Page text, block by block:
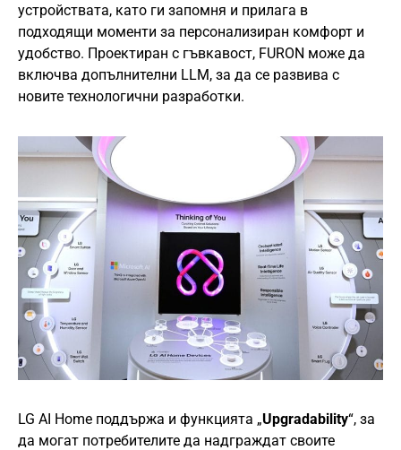
устройствата, като ги запомня и прилага в
подходящи моменти за персонализиран комфорт и
удобство. Проектиран с гъвкавост, FURON може да
включва допълнителни LLM, за да се развива с
новите технологични разработки.
LG AI Home поддържа и функцията „Upgradability“, за
да могат потребителите да надграждат своите